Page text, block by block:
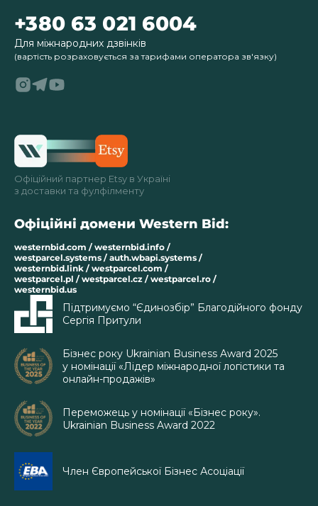
+380 63 021 6004
Для міжнародних дзвінків
(вартість розраховується за тарифами оператора зв'язку)
Офіційний партнер Etsy в Україні
з доставки та фулфілменту
Офіційні домени Western Bid:
westernbid.com / westernbid.info /
westparcel.systems / auth.wbapi.systems /
westernbid.link / westparcel.com /
westparcel.pl / westparcel.cz / westparcel.ro /
westernbid.us
Підтримуємо “Єдинозбір” Благодійного фонду
Сергія Притули
Бізнес року Ukrainian Business Award 2025
у номінації «Лідер міжнародної логістики та
онлайн-продажів»
Переможець у номінації «Бізнес року».
Ukrainian Business Award 2022
Член Європейської Бізнес Асоціації